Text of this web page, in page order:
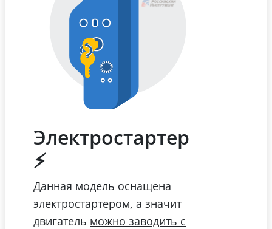
Электростартер
⚡
Данная модель оснащена
электростартером, а значит
двигатель можно заводить с